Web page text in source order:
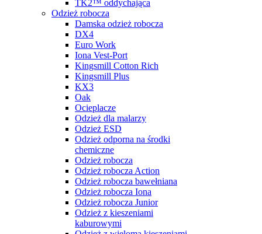
TK2™ oddychająca
Odzież robocza
Damska odzież robocza
DX4
Euro Work
Iona Vest-Port
Kingsmill Cotton Rich
Kingsmill Plus
KX3
Oak
Ocieplacze
Odzież dla malarzy
Odzież ESD
Odzież odporna na środki
chemiczne
Odzież robocza
Odzież robocza Action
Odzież robocza bawełniana
Odzież robocza Iona
Odzież robocza Junior
Odzież z kieszeniami
kaburowymi